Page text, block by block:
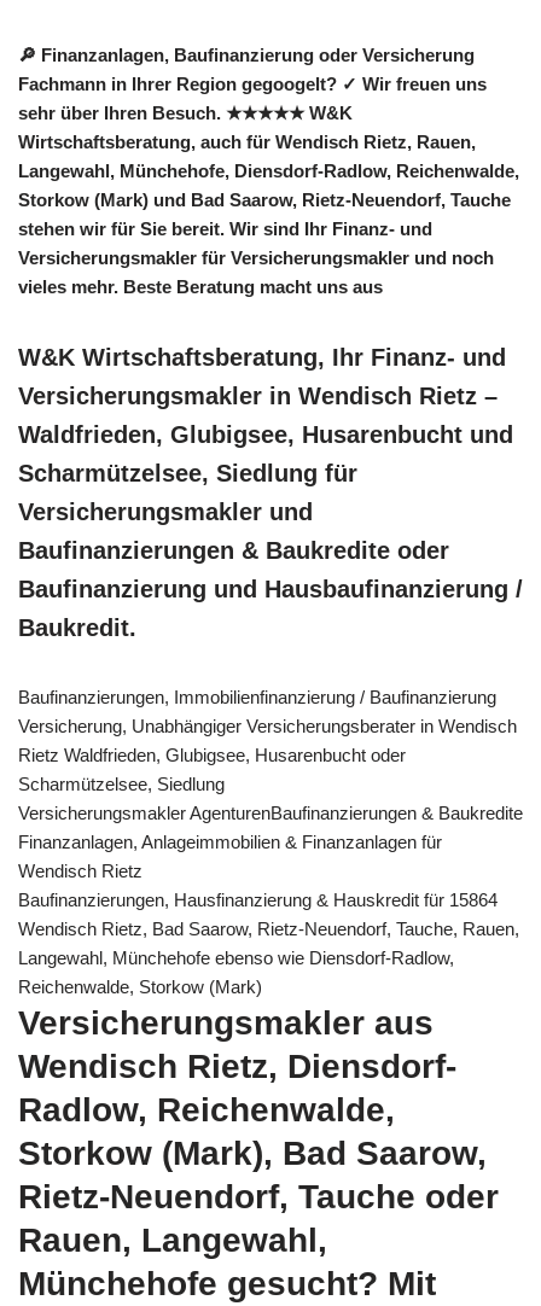
🔎 Finanzanlagen, Baufinanzierung oder Versicherung
Fachmann in Ihrer Region gegoogelt? ✓ Wir freuen uns
sehr über Ihren Besuch. ★★★★★ W&K
Wirtschaftsberatung, auch für Wendisch Rietz, Rauen,
Langewahl, Münchehofe, Diensdorf-Radlow, Reichenwalde,
Storkow (Mark) und Bad Saarow, Rietz-Neuendorf, Tauche
stehen wir für Sie bereit. Wir sind Ihr Finanz- und
Versicherungsmakler für Versicherungsmakler und noch
vieles mehr. Beste Beratung macht uns aus
W&K Wirtschaftsberatung, Ihr Finanz- und
Versicherungsmakler in Wendisch Rietz –
Waldfrieden, Glubigsee, Husarenbucht und
Scharmützelsee, Siedlung für
Versicherungsmakler und
Baufinanzierungen & Baukredite oder
Baufinanzierung und Hausbaufinanzierung /
Baukredit.
Baufinanzierungen, Immobilienfinanzierung / Baufinanzierung
Versicherung, Unabhängiger Versicherungsberater in Wendisch
Rietz Waldfrieden, Glubigsee, Husarenbucht oder
Scharmützelsee, Siedlung
Versicherungsmakler AgenturenBaufinanzierungen & Baukredite
Finanzanlagen, Anlageimmobilien & Finanzanlagen für
Wendisch Rietz
Baufinanzierungen, Hausfinanzierung & Hauskredit für 15864
Wendisch Rietz, Bad Saarow, Rietz-Neuendorf, Tauche, Rauen,
Langewahl, Münchehofe ebenso wie Diensdorf-Radlow,
Reichenwalde, Storkow (Mark)
Versicherungsmakler aus
Wendisch Rietz, Diensdorf-
Radlow, Reichenwalde,
Storkow (Mark), Bad Saarow,
Rietz-Neuendorf, Tauche oder
Rauen, Langewahl,
Münchehofe gesucht? Mit